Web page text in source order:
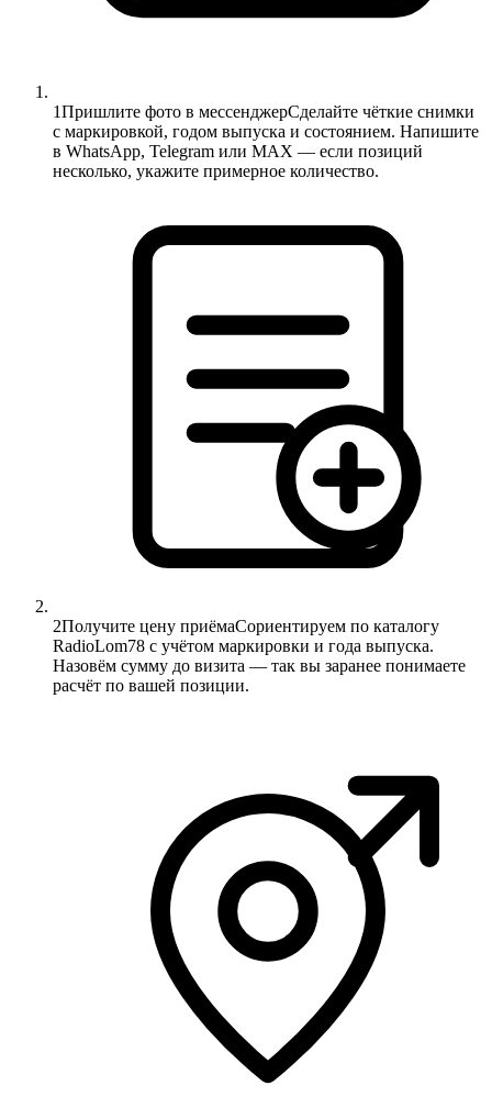
1Пришлите фото в мессенджерСделайте чёткие снимки
с маркировкой, годом выпуска и состоянием. Напишите
в WhatsApp, Telegram или MAX — если позиций
несколько, укажите примерное количество.
2Получите цену приёмаСориентируем по каталогу
RadioLom78 с учётом маркировки и года выпуска.
Назовём сумму до визита — так вы заранее понимаете
расчёт по вашей позиции.